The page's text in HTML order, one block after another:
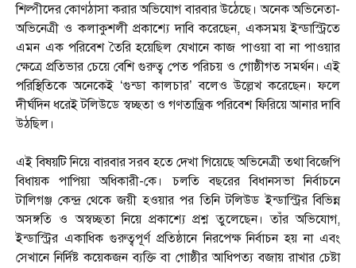
শিল্পীদের কোণঠাসা করার অভিযোগ বারবার উঠেছে। অনেক অভিনেতা-
অভিনেত্রী ও কলাকুশলী প্রকাশ্যে দাবি করেছেন, একসময় ইন্ডাস্ট্রিতে
এমন এক পরিবেশ তৈরি হয়েছিল যেখানে কাজ পাওয়া বা না পাওয়ার
ক্ষেত্রে প্রতিভার চেয়ে বেশি গুরুত্ব পেত পরিচয় ও গোষ্ঠীগত সমর্থন। এই
পরিস্থিতিকে অনেকেই ‘গুন্ডা কালচার’ বলেও উল্লেখ করেছেন। ফলে
দীর্ঘদিন ধরেই টলিউডে স্বচ্ছতা ও গণতান্ত্রিক পরিবেশ ফিরিয়ে আনার দাবি
উঠছিল।
এই বিষয়টি নিয়ে বারবার সরব হতে দেখা গিয়েছে অভিনেত্রী তথা বিজেপি
বিধায়ক পাপিয়া অধিকারী-কে। চলতি বছরের বিধানসভা নির্বাচনে
টালিগঞ্জ কেন্দ্র থেকে জয়ী হওয়ার পর তিনি টলিউড ইন্ডাস্ট্রির বিভিন্ন
অসঙ্গতি ও অস্বচ্ছতা নিয়ে প্রকাশ্যে প্রশ্ন তুলেছেন। তাঁর অভিযোগ,
ইন্ডাস্ট্রির একাধিক গুরুত্বপূর্ণ প্রতিষ্ঠানে নিরপেক্ষ নির্বাচন হয় না এবং
সেখানে নির্দিষ্ট কয়েকজন ব্যক্তি বা গোষ্ঠীর আধিপত্য বজায় রাখার চেষ্টা